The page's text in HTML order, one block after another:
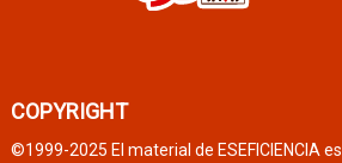
COPYRIGHT
©1999-2025 El material de ESEFICIENCIA